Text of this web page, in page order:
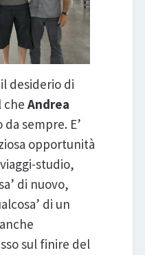
desiderio di
che Andrea
sempre. E’
opportunità
studio,
di nuovo,
di un
sul finire del